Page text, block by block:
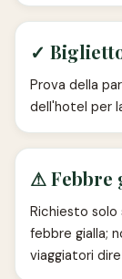
✓
Prova della
dell'hotel per
⚠ Febbre
Richiesto solo
febbre gialla;
viaggiatori